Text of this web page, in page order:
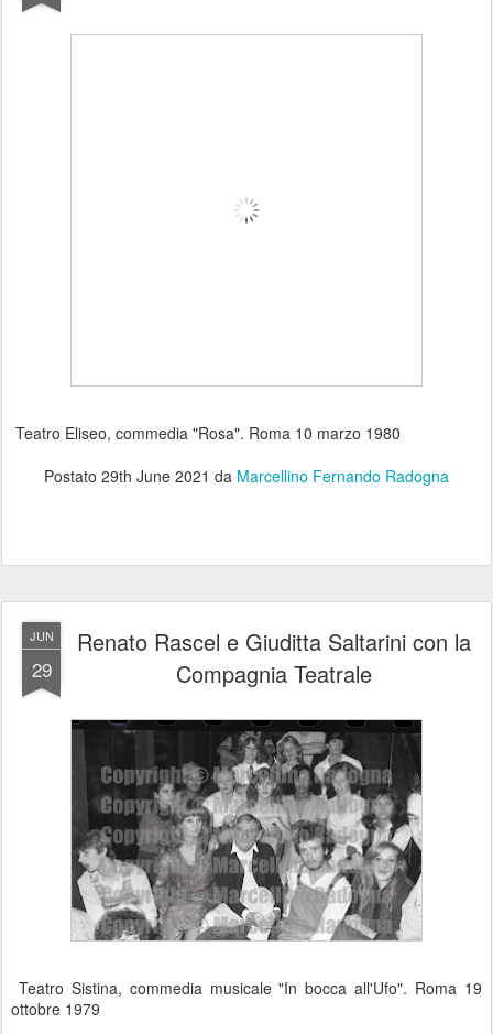
Teatro Eliseo, commedia "Rosa". Roma 10 marzo 1980
Postato 29th June 2021 da Marcellino Fernando Radogna
JUN
29
Renato Rascel e Giuditta Saltarini con la
Compagnia Teatrale
Teatro Sistina, commedia musicale "In bocca all'Ufo". Roma 19
ottobre 1979